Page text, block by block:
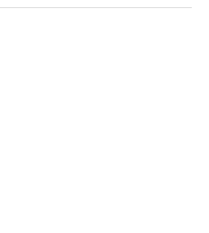
την
το επιστέγασμα μιας
πρωταθλητές να
στον κόσμο τους.
νέα στην Ελλάδα και τον